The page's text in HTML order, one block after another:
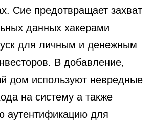
Сие предотвращает захват
данных хакерами
для личным и денежным
В добавление,
дом используют невредные
на систему а также
аутентификацию для